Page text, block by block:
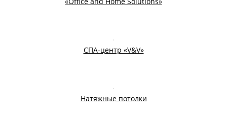
СПА-центр «V&V»
Натяжные потолки